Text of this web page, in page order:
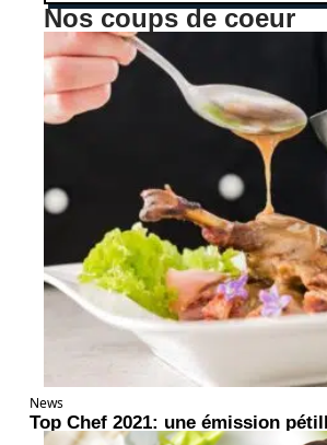
Nos coups de coeur
News
Top Chef 2021: une émission